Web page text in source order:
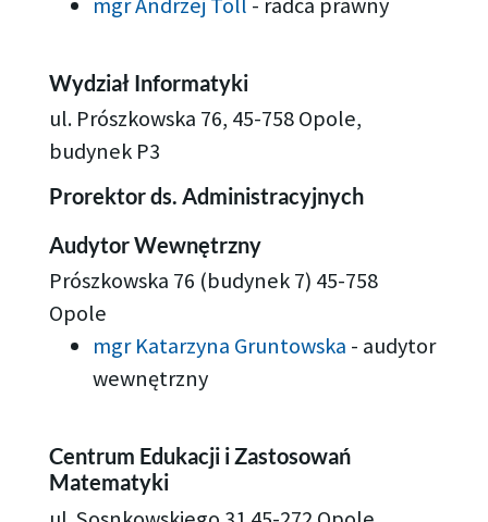
Wydział Informatyki
ul. Prószkowska 76, 45-758 Opole,
budynek P3
Prorektor ds. Administracyjnych
Audytor Wewnętrzny
Prószkowska 76 (budynek 7) 45-758
Opole
mgr Katarzyna Gruntowska - audytor
wewnętrzny
Centrum Edukacji i Zastosowań
Matematyki